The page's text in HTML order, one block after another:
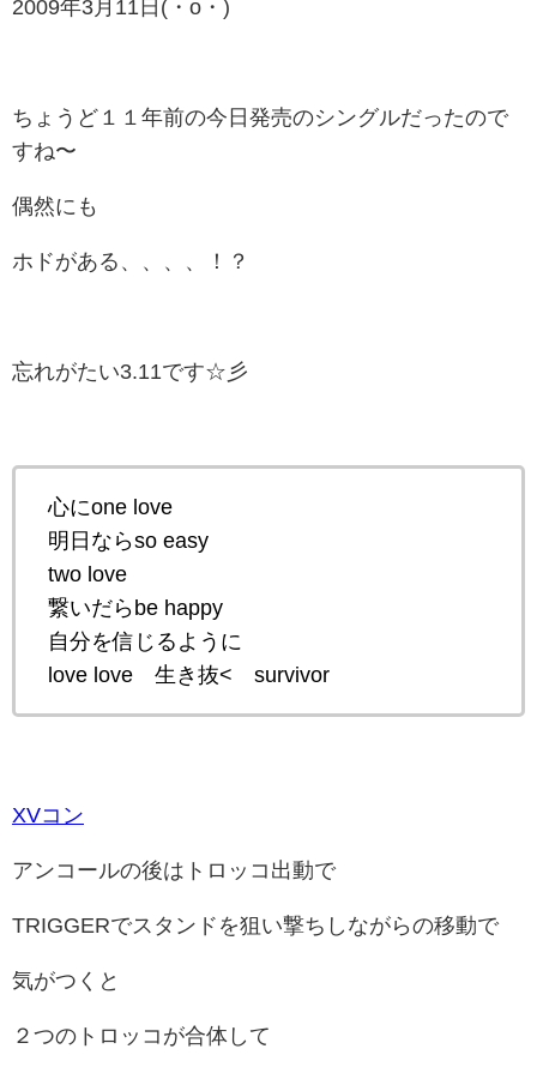
2009年3月11日(・o・)
ちょうど１１年前の今日発売のシングルだったので
すね〜
偶然にも
ホドがある、、、、！？
忘れがたい3.11です☆彡
心にone love
明日ならso easy
two love
繋いだらbe happy
自分を信じるように
love love 生き抜< survivor
XVコン
アンコールの後はトロッコ出動で
TRIGGERでスタンドを狙い撃ちしながらの移動で
気がつくと
２つのトロッコが合体して